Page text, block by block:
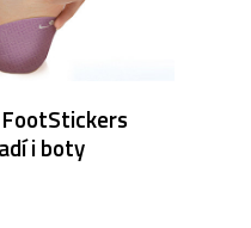
i boty